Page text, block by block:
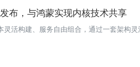
布，与鸿蒙实现内核技术共享
灵活构建、服务自由组合，通过一套架构灵